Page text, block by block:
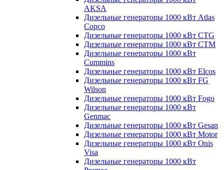
AKSA
Дизельные генераторы 1000 кВт Atlas
Copco
Дизельные генераторы 1000 кВт CTG
Дизельные генераторы 1000 кВт CTM
Дизельные генераторы 1000 кВт
Cummins
Дизельные генераторы 1000 кВт Elcos
Дизельные генераторы 1000 кВт FG
Wilson
Дизельные генераторы 1000 кВт Fogo
Дизельные генераторы 1000 кВт
Genmac
Дизельные генераторы 1000 кВт Gesan
Дизельные генераторы 1000 кВт Motor
Дизельные генераторы 1000 кВт Onis
Visa
Дизельные генераторы 1000 кВт